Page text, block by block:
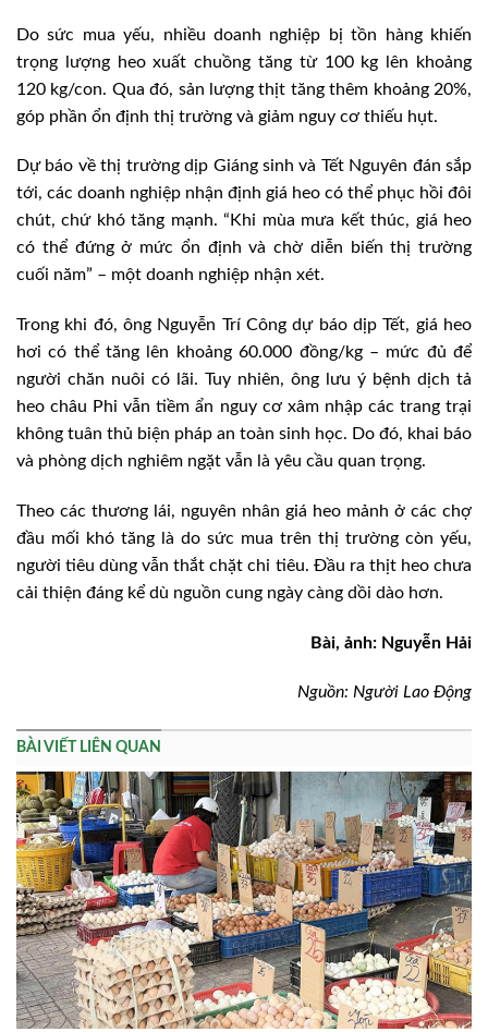
Do sức mua yếu, nhiều doanh nghiệp bị tồn hàng khiến
trọng lượng heo xuất chuồng tăng từ 100 kg lên khoảng
120 kg/con. Qua đó, sản lượng thịt tăng thêm khoảng 20%,
góp phần ổn định thị trường và giảm nguy cơ thiếu hụt.
Dự báo về thị trường dịp Giáng sinh và Tết Nguyên đán sắp
tới, các doanh nghiệp nhận định giá heo có thể phục hồi đôi
chút, chứ khó tăng mạnh. “Khi mùa mưa kết thúc, giá heo
có thể đứng ở mức ổn định và chờ diễn biến thị trường
cuối năm” – một doanh nghiệp nhận xét.
Trong khi đó, ông Nguyễn Trí Công dự báo dịp Tết, giá heo
hơi có thể tăng lên khoảng 60.000 đồng/kg – mức đủ để
người chăn nuôi có lãi. Tuy nhiên, ông lưu ý bệnh dịch tả
heo châu Phi vẫn tiềm ẩn nguy cơ xâm nhập các trang trại
không tuân thủ biện pháp an toàn sinh học. Do đó, khai báo
và phòng dịch nghiêm ngặt vẫn là yêu cầu quan trọng.
Theo các thương lái, nguyên nhân giá heo mảnh ở các chợ
đầu mối khó tăng là do sức mua trên thị trường còn yếu,
người tiêu dùng vẫn thắt chặt chi tiêu. Đầu ra thịt heo chưa
cải thiện đáng kể dù nguồn cung ngày càng dồi dào hơn.
Bài, ảnh: Nguyễn Hải
Nguồn: Người Lao Động
BÀI VIẾT LIÊN QUAN